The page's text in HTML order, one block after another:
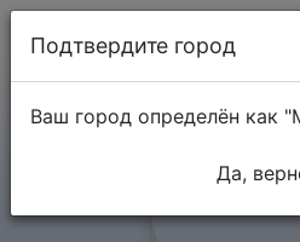
Подтвердите город
Ваш город определён как
Да,